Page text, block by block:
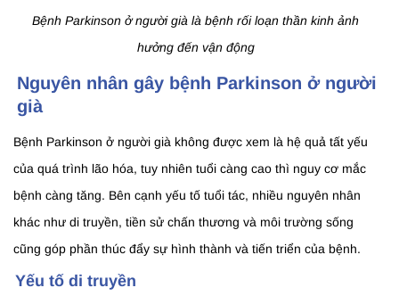
Bệnh Parkinson ở người già là bệnh rối loạn thần kinh ảnh
hưởng đến vận động
Nguyên nhân gây bệnh Parkinson ở người
già
Bệnh Parkinson ở người già không được xem là hệ quả tất yếu
của quá trình lão hóa, tuy nhiên tuổi càng cao thì nguy cơ mắc
bệnh càng tăng. Bên cạnh yếu tố tuổi tác, nhiều nguyên nhân
khác như di truyền, tiền sử chấn thương và môi trường sống
cũng góp phần thúc đẩy sự hình thành và tiến triển của bệnh.
Yếu tố di truyền